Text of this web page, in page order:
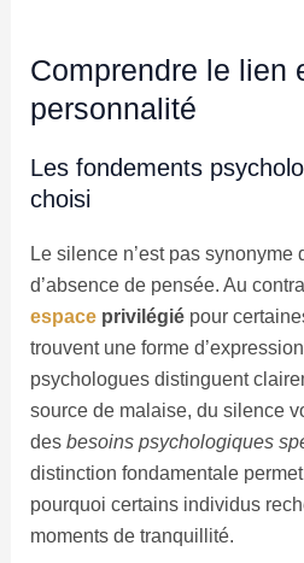
Comprendre le lien
personnalité
Les fondements
choisi
Le silence n’est pas synonyme
d’absence de pensée. Au
espaceprivilégiépour
trouvent une forme
psychologues distinguent
source de malaise, du silence
des besoins psychologiques
distinction fondamentale
pourquoi certains individus
moments de tranquillité.